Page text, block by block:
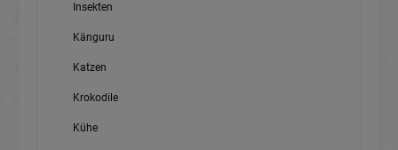
Insekten
Känguru
Katzen
Krokodile
Kühe